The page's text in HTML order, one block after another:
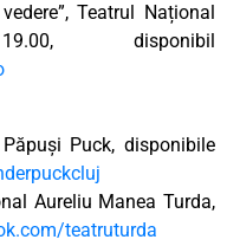
Teatrul Național
disponibil
Puck, disponibile
Aureliu Manea Turda,
teatruturda